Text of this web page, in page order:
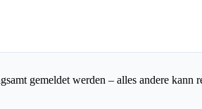
gemeldet werden – alles andere kann